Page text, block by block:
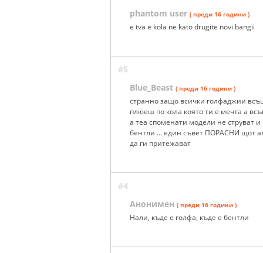
phantom user ( преди 16 години )
e tva e kola ne kato drugite novi bangii
#5
Blue_Beast ( преди 16 години )
странно защо всички голфаджии
плюеш по кола която ти е мечта а
а теа споменати модели не струват
бентли ... един съвет ПОРАСНИ щот
да ги притежават
#4
Анонимен ( преди 16 години )
Нали, къде е голфа, къде е бентли